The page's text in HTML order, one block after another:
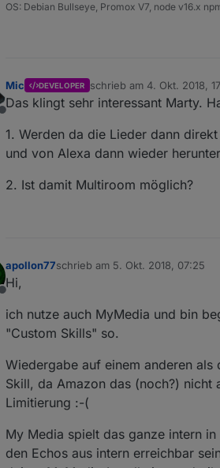
OS: Debian Bullseye, Promox V7, node v16.x
Offline
Mic DEVELOPER schrieb am 4. Okt. 2018,
zuletzt editiert von
Das klingt sehr interessant Marty.
1. Werden da die Lieder dann
und von Alexa dann wieder
2. Ist damit Multiroom möglich?
Offline
apollon77schrieb am 5. Okt. 2018, 07:25
zuletzt editiert von
Hi,
ich nutze auch MyMedia und bin
"Custom Skills" so.
Wiedergabe auf einem anderen
Skill, da Amazon das (noch?)
Limitierung :-(
My Media spielt das ganze intern
den Echos aus intern erreichbar